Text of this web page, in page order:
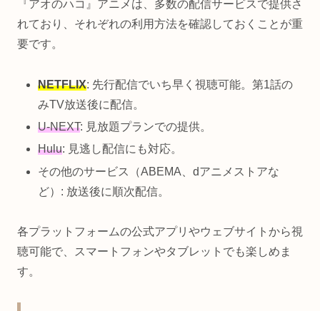
『アオのハコ』アニメは、多数の配信サービスで提供さ
れており、それぞれの利用方法を確認しておくことが重
要です。
NETFLIX: 先行配信でいち早く視聴可能。第1話の
みTV放送後に配信。
U-NEXT: 見放題プランでの提供。
Hulu: 見逃し配信にも対応。
その他のサービス（ABEMA、dアニメストアな
ど）: 放送後に順次配信。
各プラットフォームの公式アプリやウェブサイトから視
聴可能で、スマートフォンやタブレットでも楽しめま
す。